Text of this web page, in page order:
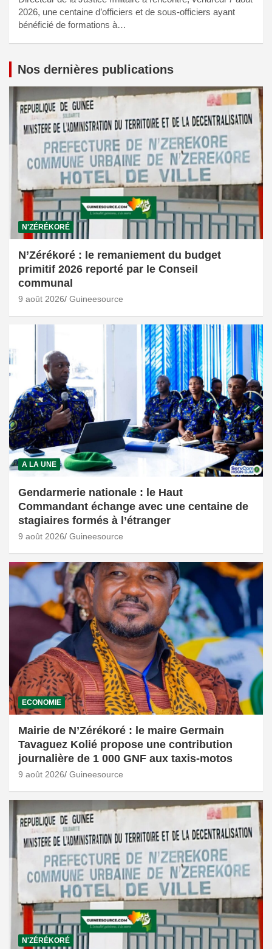
2026, une centaine d’officiers et de sous-officiers ayant
bénéficié de formations à…
Nos dernières publications
N'ZÉRÉKORÉ
N’Zérékoré : le remaniement du budget
primitif 2026 reporté par le Conseil
communal
9 août 2026 Guineesource
A LA UNE
Gendarmerie nationale : le Haut
Commandant échange avec une centaine de
stagiaires formés à l’étranger
9 août 2026 Guineesource
ECONOMIE
Mairie de N’Zérékoré : le maire Germain
Tavaguez Kolié propose une contribution
journalière de 1 000 GNF aux taxis-motos
9 août 2026 Guineesource
N'ZÉRÉKORÉ